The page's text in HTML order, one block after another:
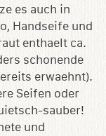
es auch in
Handseife und
enthaelt ca.
schonende
erwaehnt).
Seifen oder
sauber!
und